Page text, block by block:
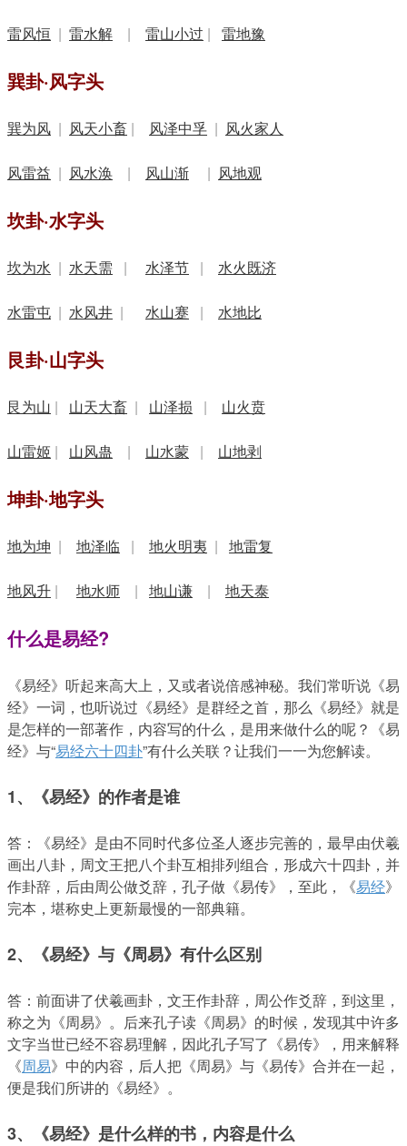
雷风恒 | 雷水解 | 雷山小过 | 雷地豫
巽卦·风字头
巽为风 | 风天小畜 | 风泽中孚 | 风火家人
风雷益 | 风水涣 | 风山渐 | 风地观
坎卦·水字头
坎为水 | 水天需 | 水泽节 | 水火既济
水雷屯 | 水风井 | 水山蹇 | 水地比
艮卦·山字头
艮为山 | 山天大畜 | 山泽损 | 山火贲
山雷姬 | 山风蛊 | 山水蒙 | 山地剥
坤卦·地字头
地为坤 | 地泽临 | 地火明夷 | 地雷复
地风升 | 地水师 | 地山谦 | 地天泰
什么是易经?
《易经》听起来高大上，又或者说倍感神秘。我们常听说《易
经》一词，也听说过《易经》是群经之首，那么《易经》就是
是怎样的一部著作，内容写的什么，是用来做什么的呢？《易
经》与“易经六十四卦”有什么关联？让我们一一为您解读。
1、《易经》的作者是谁
答：《易经》是由不同时代多位圣人逐步完善的，最早由伏羲
画出八卦，周文王把八个卦互相排列组合，形成六十四卦，并
作卦辞，后由周公做爻辞，孔子做《易传》，至此，《易经》
完本，堪称史上更新最慢的一部典籍。
2、《易经》与《周易》有什么区别
答：前面讲了伏羲画卦，文王作卦辞，周公作爻辞，到这里，
称之为《周易》。后来孔子读《周易》的时候，发现其中许多
文字当世已经不容易理解，因此孔子写了《易传》，用来解释
《周易》中的内容，后人把《周易》与《易传》合并在一起，
便是我们所讲的《易经》。
3、《易经》是什么样的书，内容是什么